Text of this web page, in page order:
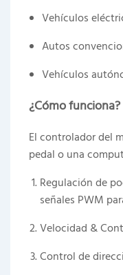
Vehículos
Autos
Vehículos
¿Cómo funciona?
El controlador del
pedal o una
Regulación de
señales PWM
Velocidad &
Control de